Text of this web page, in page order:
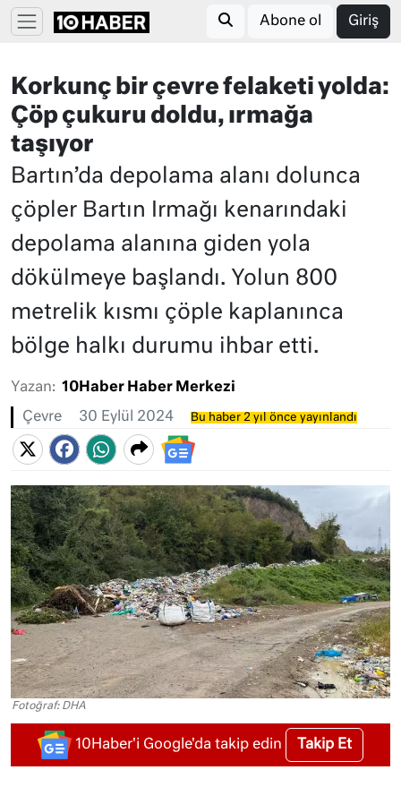
Abone ol Giriş
Korkunç bir çevre felaketi yolda:
Çöp çukuru doldu, ırmağa
taşıyor
Bartın’da depolama alanı dolunca
çöpler Bartın Irmağı kenarındaki
depolama alanına giden yola
dökülmeye başlandı. Yolun 800
metrelik kısmı çöple kaplanınca
bölge halkı durumu ihbar etti.
Yazan: 10Haber Haber Merkezi
Çevre 30 Eylül 2024 Bu haber 2 yıl önce yayınlandı
Fotoğraf: DHA
10Haber'i Google'da takip edin Takip Et